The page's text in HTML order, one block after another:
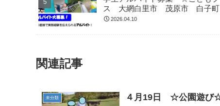
ス 大網白里市 茂原市 白子町
2026.04.10
関連記事
未分類 ４月19日 ☆公園遊び